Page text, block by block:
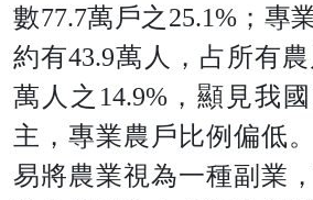
數77.7萬戶之25.1% ；專
約有43.9萬人，占所有農
萬人 之 14.9%，顯見我
主，專業農戶比例偏低
易將農業視為一種副業